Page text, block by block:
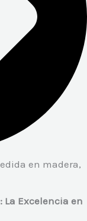
en madera,
La Excelencia en